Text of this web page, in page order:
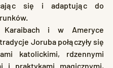
się i adaptując do
Joruba połączyły się
katolickimi, rdzennymi
i praktykami magicznymi,